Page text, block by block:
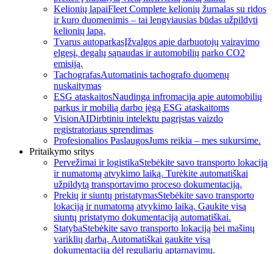
Kelionių lapaiFleet Complete kelionių žurnalas su ridos
ir kuro duomenimis – tai lengviausias būdas užpildyti
kelionių lapą.
Tvarus autoparkasĮžvalgos apie darbuotojų vairavimo
elgesį, degalų sąnaudas ir automobilių parko CO2
emisiją.
TachografasAutomatinis tachografo duomenų
nuskaitymas
ESG ataskaitosNaudinga infromacija apie automobilių
parkus ir mobilią darbo jėgą ESG ataskaitoms
VisionAIDirbtiniu intelektu pagrįstas vaizdo
registratoriaus sprendimas
Profesionalios PaslaugosJums reikia – mes sukursime.
Pritaikymo sritys
Pervežimai ir logistikaStebėkite savo transporto lokaciją
ir numatomą atvykimo laiką. Turėkite automatiškai
užpildytą transportavimo proceso dokumentaciją.
Prekių ir siuntų pristatymasStebėkite savo transporto
lokaciją ir numatomą atvykimo laiką. Gaukite visą
siuntų pristatymo dokumentaciją automatiškai.
StatybaStebėkite savo transporto lokaciją bei mašinų
variklių darbą. Automatiškai gaukite visą
dokumentaciją dėl reguliarių aptarnavimų.